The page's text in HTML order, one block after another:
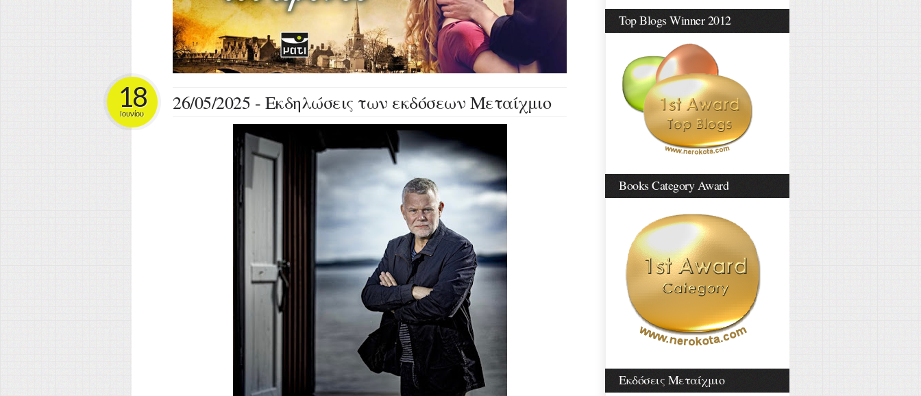
26/05/2025 - Εκδηλώσεις των εκδόσεων Μεταίχμιο
18
Ιουνίου
Top Blogs Winner 2012
Books Category Award
Εκδόσεις Μεταίχμιο